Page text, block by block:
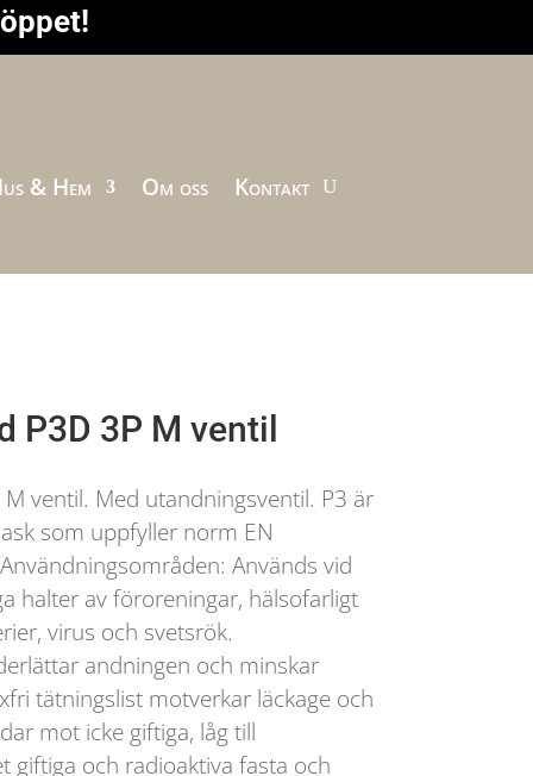
& Hem Om oss Kontakt
P3D 3P M ventil
ventil. Med utandningsventil. P3 är
som uppfyller norm EN
Används vid
halter av föroreningar, hälsofarligt
virus och svetsrök.
andningen och minskar
tätningslist motverkar läckage och
mot icke giftiga, låg till
giftiga och radioaktiva fasta och